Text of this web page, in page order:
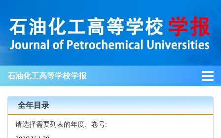
石油化工高等学校学报
全年目录
请选择需要列表的年度、卷号: